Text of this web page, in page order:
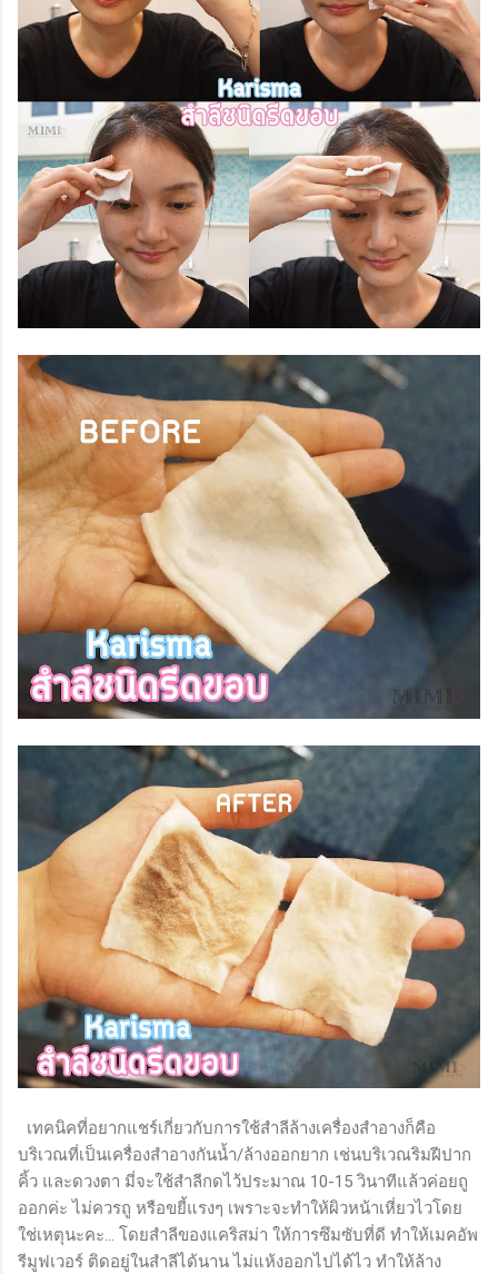
เทคนิคที่อยากแชร์เกี่ยวกับการใช้สำลีล้างเครื่องสำอางก็คือ
บริเวณที่เป็นเครื่องสำอางกันน้ำ/ล้างออกยาก เช่นบริเวณริมฝีปาก
คิ้ว และดวงตา มี่จะใช้สำลีกดไว้ประมาณ 10-15 วินาทีแล้วค่อยถู
ออกค่ะ ไม่ควรถู หรือขยี้แรงๆ เพราะจะทำให้ผิวหน้าเหี่ยวไวโดย
ใช่เหตุนะคะ... โดยสำลีของแคริสม่า ให้การซึมซับที่ดี ทำให้เมคอัพ
รีมูฟเวอร์ ติดอยู่ในสำลีได้นาน ไม่แห้งออกไปได้ไว ทำให้ล้าง